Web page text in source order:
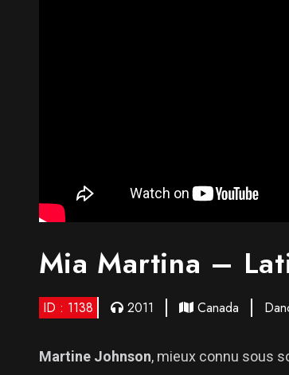
Mia Martina –
ID : 1138 2011 Canada
Martine Johnson, mieux connu sous